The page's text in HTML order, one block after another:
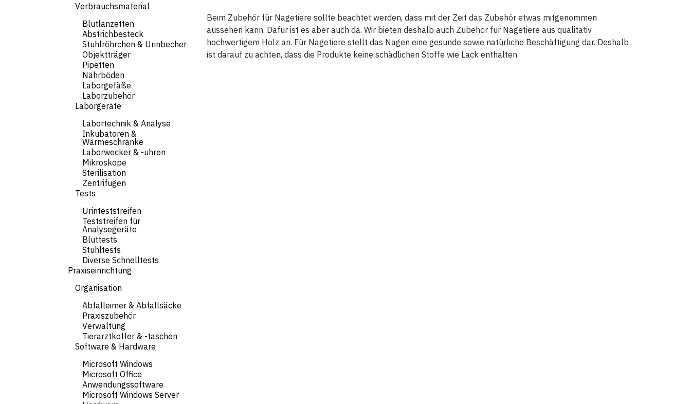
Verbrauchsmaterial
Blutlanzetten
Abstrichbesteck
Stuhlröhrchen & Urinbecher
Objektträger
Pipetten
Nährböden
Laborgefäße
Laborzubehör
Laborgeräte
Labortechnik & Analyse
Inkubatoren &
Wärmeschränke
Laborwecker & -uhren
Mikroskope
Sterilisation
Zentrifugen
Tests
Urinteststreifen
Teststreifen für
Analysegeräte
Bluttests
Stuhltests
Diverse Schnelltests
Praxiseinrichtung
Organisation
Abfalleimer & Abfallsäcke
Praxiszubehör
Verwaltung
Tierarztkoffer & -taschen
Software & Hardware
Microsoft Windows
Microsoft Office
Anwendungssoftware
Microsoft Windows Server
Beim Zubehör für Nagetiere sollte beachtet werden, dass mit der Zeit das Zubehör etwas mitgenommen
aussehen kann. Dafür ist es aber auch da. Wir bieten deshalb auch Zubehör für Nagetiere aus qualitativ
hochwertigem Holz an. Für Nagetiere stellt das Nagen eine gesunde sowie natürliche Beschäftigung dar. Deshalb
ist darauf zu achten, dass die Produkte keine schädlichen Stoffe wie Lack enthalten.